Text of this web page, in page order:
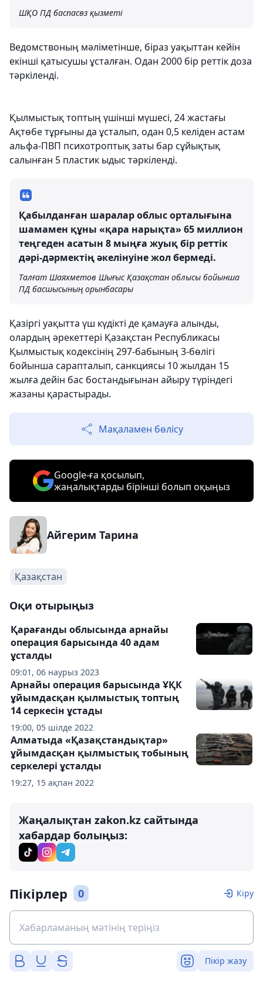
ШҚО ПД баспасөз қызметі
Ведомствоның мәліметінше, біраз уақыттан кейін
екінші қатысушы ұсталған. Одан 2000 бір реттік доза
тәркіленді.
Қылмыстық топтың үшінші мүшесі, 24 жастағы
Ақтөбе тұрғыны да ұсталып, одан 0,5 келіден астам
альфа-ПВП психотроптық заты бар сұйықтық
салынған 5 пластик ыдыс тәркіленді.
Қабылданған шаралар облыс орталығына
шамамен құны «қара нарықта» 65 миллион
теңгеден асатын 8 мыңға жуық бір реттік
дәрі-дәрмектің әкелінуіне жол бермеді.
Талғат Шаяхметов Шығыс Қазақстан облысы бойынша
ПД басшысының орынбасары
Қазіргі уақытта үш күдікті де қамауға алынды,
олардың әрекеттері Қазақстан Республикасы
Қылмыстық кодексінің 297-бабының 3-бөлігі
бойынша сарапталып, санкциясы 10 жылдан 15
жылға дейін бас бостандығынан айыру түріндегі
жазаны қарастырады.
Мақаламен бөлісу
Google-ға қосылып,
жаңалықтарды бірінші болып оқыңыз
Айгерим Тарина
Қазақстан
Оқи отырыңыз
09:01, 06 наурыз 2023
Қарағанды облысында арнайы
операция барысында 40 адам
ұсталды
19:00, 05 шілде 2022
Арнайы операция барысында ҰҚК
ұйымдасқан қылмыстық топтың
14 серкесін ұстады
19:27, 15 ақпан 2022
Алматыда «Қазақстандықтар»
ұйымдасқан қылмыстық тобының
серкелері ұсталды
Жаңалықтан zakon.kz сайтында
хабардар болыңыз:
Пікірлер 0 Кіру
Пікір жазу